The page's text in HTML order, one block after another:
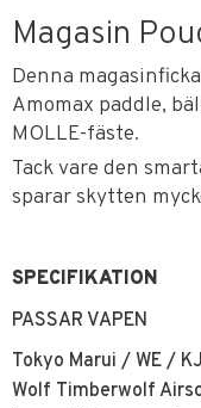
Magasin
Denna
Amomax paddle,
MOLLE-fäste.
Tack vare den
sparar skytten
SPECIFIKATION
PASSAR VAPEN
Tokyo Marui / WE /
Wolf Timberwolf